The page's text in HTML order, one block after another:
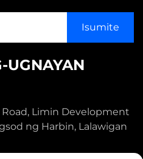
UGNAYAN
Limin Development
ng Harbin, Lalawigan